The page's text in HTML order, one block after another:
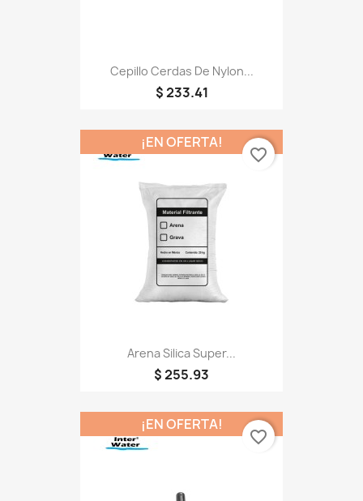
Cepillo Cerdas De Nylon...
$ 233.41
Arena Silica Super...
$ 255.93
¡EN OFERTA!
favorite_border
¡EN OFERTA!
favorite_border